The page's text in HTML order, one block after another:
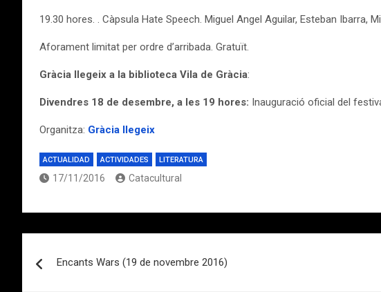
19.30 hores. . Càpsula Hate Speech. Miguel Angel Aguilar, Esteban Ibarra,
Aforament limitat per ordre d’arribada. Gratuït.
Gràcia llegeix a la biblioteca Vila de Gràcia:
Divendres 18 de desembre, a les 19 hores: Inauguració oficial del
Organitza: Gràcia llegeix
ACTUALIDAD ACTIVIDADES LITERATURA
17/11/2016 Catacultural
de
Encants Wars (19 de novembre 2016)